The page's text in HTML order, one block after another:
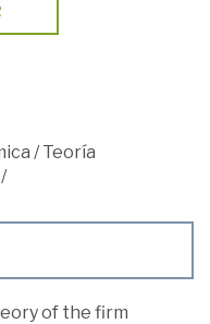
/Teoría
/
of the firm